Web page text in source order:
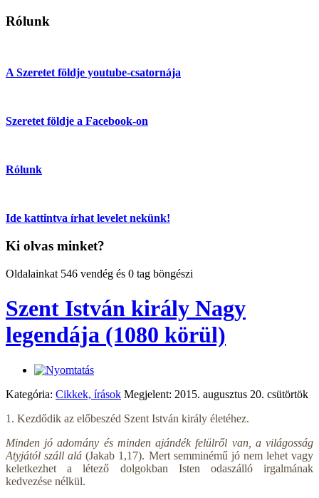
Rólunk
A Szeretet földje youtube-csatornája
Szeretet földje a Facebook-on
Rólunk
Ide kattintva írhat levelet nekünk!
Ki olvas minket?
Oldalainkat 546 vendég és 0 tag böngészi
Szent István király Nagy
legendája (1080 körül)
Kategória: Cikkek, írások Megjelent: 2015. augusztus 20. csütörtök
1. Kezdődik az előbeszéd Szent István király életéhez.
Minden jó adomány és minden ajándék felülről van, a világosság
Atyjától száll alá (Jakab 1,17). Mert semminémű jó nem lehet vagy
keletkezhet a létező dolgokban Isten odaszálló irgalmának
kedvezése nélkül.